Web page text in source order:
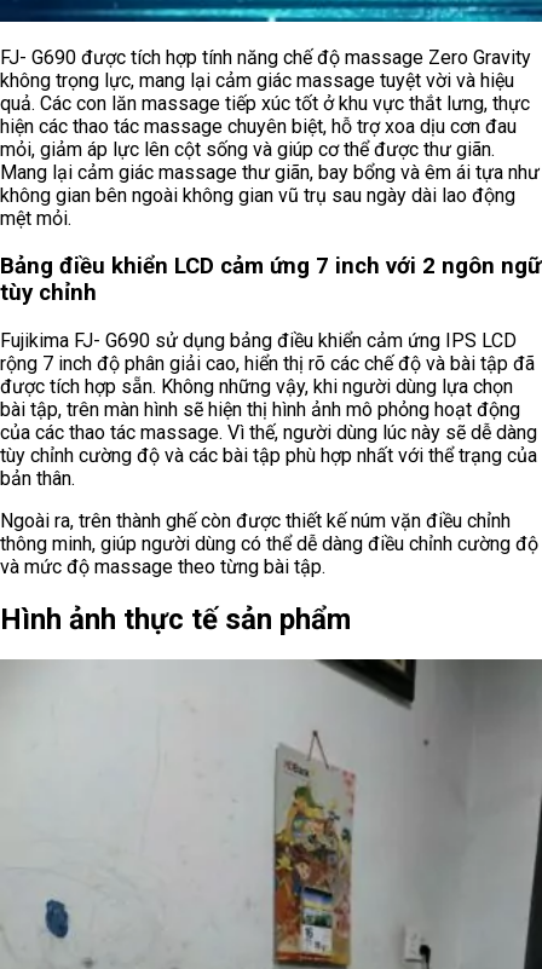
FJ- G690 được tích hợp tính năng chế độ massage Zero Gravity
không trọng lực, mang lại cảm giác massage tuyệt vời và hiệu
quả. Các con lăn massage tiếp xúc tốt ở khu vực thắt lưng, thực
hiện các thao tác massage chuyên biệt, hỗ trợ xoa dịu cơn đau
mỏi, giảm áp lực lên cột sống và giúp cơ thể được thư giãn.
Mang lại cảm giác massage thư giãn, bay bổng và êm ái tựa như
không gian bên ngoài không gian vũ trụ sau ngày dài lao động
mệt mỏi.
Bảng điều khiển LCD cảm ứng 7 inch với 2 ngôn ngữ
tùy chỉnh
Fujikima FJ- G690 sử dụng bảng điều khiển cảm ứng IPS LCD
rộng 7 inch độ phân giải cao, hiển thị rõ các chế độ và bài tập đã
được tích hợp sẵn. Không những vậy, khi người dùng lựa chọn
bài tập, trên màn hình sẽ hiện thị hình ảnh mô phỏng hoạt động
của các thao tác massage. Vì thế, người dùng lúc này sẽ dễ dàng
tùy chỉnh cường độ và các bài tập phù hợp nhất với thể trạng của
bản thân.
Ngoài ra, trên thành ghế còn được thiết kế núm vặn điều chỉnh
thông minh, giúp người dùng có thể dễ dàng điều chỉnh cường độ
và mức độ massage theo từng bài tập.
Hình ảnh thực tế sản phẩm